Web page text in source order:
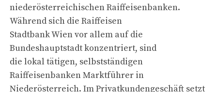
niederösterreichischen Raiffeisenbanken.
Während sich die Raiffeisen
Stadtbank Wien vor allem auf die
Bundeshauptstadt konzentriert, sind
die lokal tätigen, selbstständigen
Raiffeisenbanken Marktführer in
Niederösterreich. Im Privatkundengeschäft setzt